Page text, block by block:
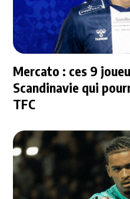
Mercato : ces 9
Scandinavie qui
TFC